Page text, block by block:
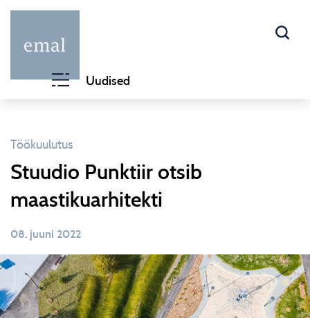
Uudised
Töökuulutus
Stuudio Punktiir otsib
maastikuarhitekti
08. juuni 2022